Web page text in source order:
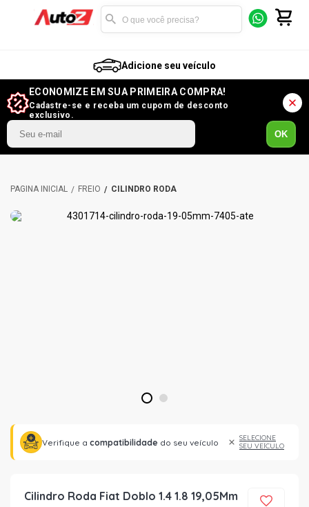
Adicione seu veículo
ECONOMIZE EM SUA PRIMEIRA COMPRA!
Cadastre-se e receba um cupom de desconto
exclusivo.
OK
FREIO CILINDRO RODA
1 2
Verifique a compatibilidade do seu veículo
SELECIONE
SEU VEÍCULO
Cilindro Roda Fiat Doblo 1.4 1.8 19,05Mm